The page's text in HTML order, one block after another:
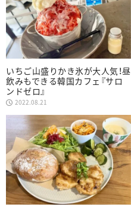
いちご山盛りかき氷が大人気！昼
飲みもできる韓国カフェ『サロ
ンドゼロ』
2022.08.21